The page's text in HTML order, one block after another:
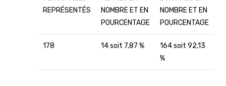
REPRÉSENTÉS
NOMBRE ET EN
POURCENTAGE
NOMBRE ET EN
POURCENTAGE
178 14 soit 7,87 %
164 soit 92,13
%